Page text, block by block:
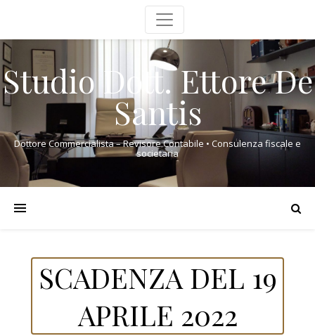
Studio Dott. Ettore De
Santis
Dottore Commercialista – Revisore Contabile • Consulenza fiscale e
societaria
SCADENZA DEL 19
APRILE 2022